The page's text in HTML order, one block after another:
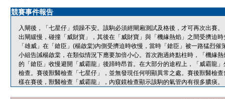
競賽事件報告
入閘後，「七星仔」煩躁不安。該駒必須經閘廂測試及格後，才可再次出賽
出閘緩慢，碰撞「威財寶」，其後在「威財寶」與「機緣熱焰」之間受擠迫
「雄威」在「鎗臣」(楊啟棠)內側受擠迫時收慢，當時「鎗臣」被一路猛烈
小組告誡楊啟棠，在類似情況下應要加倍小心。首次跑過終點柱時，「機緣
的「鎗臣」收慢避開「威霸龍」後蹄時昂首。在大部分的途程上，「威霸龍
檢查。賽後獸醫檢查「七星仔」，並無發現任何明顯異常之處。賽後獸醫檢
樣在賽後，獸醫檢查「威霸龍」，內窺鏡檢查顯示該駒的氣管內有很多膿痰